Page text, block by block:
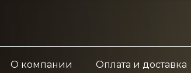
О компании Оплата и доставка